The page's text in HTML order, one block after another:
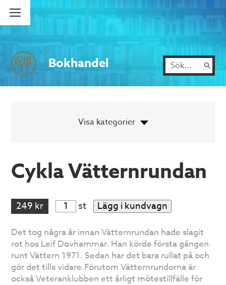
Bokhandel
Cykla Vätternrundan
249 kr st Lägg i kundvagn
Det tog några år innan Vätternrundan hade slagit
rot hos Leif Dovhammar. Han körde första gången
runt Vättern 1971. Sedan har det bara rullat på och
gör det tills vidare.Förutom Vätternrundorna är
också Veteranklubben ett årligt mötestillfälle för